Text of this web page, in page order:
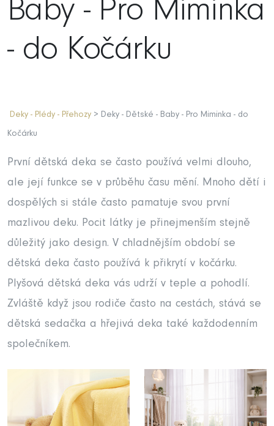
Baby - Pro Miminka
- do Kočárku
Deky - Plédy - Přehozy > Deky - Dětské - Baby - Pro Miminka - do
Kočárku
První dětská deka se často používá velmi dlouho,
ale její funkce se v průběhu času mění. Mnoho dětí i
dospělých si stále často pamatuje svou první
mazlivou deku. Pocit látky je přinejmenším stejně
důležitý jako design. V chladnějším období se
dětská deka často používá k přikrytí v kočárku.
Plyšová dětská deka vás udrží v teple a pohodlí.
Zvláště když jsou rodiče často na cestách, stává se
dětská sedačka a hřejivá deka také každodenním
společníkem.